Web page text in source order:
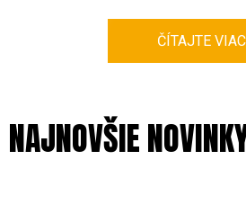
ČÍTAJTE VIAC
NAJNOVŠIE